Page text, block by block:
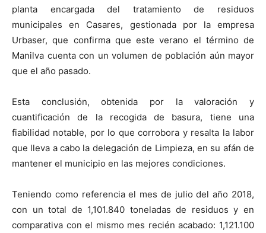
planta encargada del tratamiento de residuos
municipales en Casares, gestionada por la empresa
Urbaser, que confirma que este verano el término de
Manilva cuenta con un volumen de población aún mayor
que el año pasado.
Esta conclusión, obtenida por la valoración y
cuantificación de la recogida de basura, tiene una
fiabilidad notable, por lo que corrobora y resalta la labor
que lleva a cabo la delegación de Limpieza, en su afán de
mantener el municipio en las mejores condiciones.
Teniendo como referencia el mes de julio del año 2018,
con un total de 1,101.840 toneladas de residuos y en
comparativa con el mismo mes recién acabado: 1,121.100